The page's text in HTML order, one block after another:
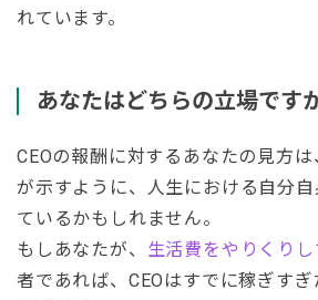
れています。
あなたはどちらの立場です
CEOの報酬に対するあなたの見方
が示すように、人生における自分
ているかもしれません。
もしあなたが、 生活費をやりくりし
者であれば、CEOはすでに稼ぎす